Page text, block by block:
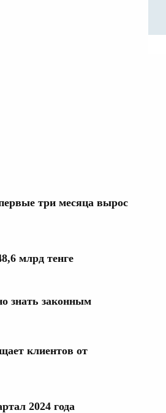
три месяца вырос
млрд тенге
знать законным
клиентов от
2024 года